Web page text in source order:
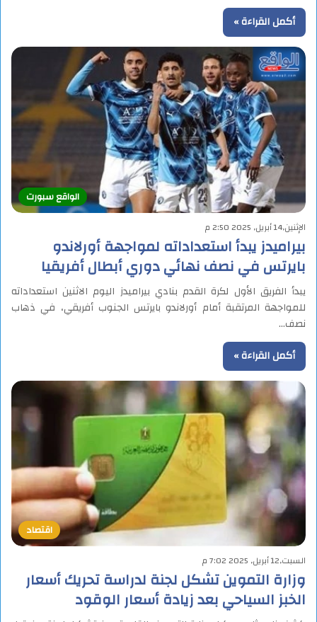
أكمل القراءة »
الواقع سبورت
الإثنين,14 أبريل, 2025 2:50 م
بيراميدز يبدأ استعداداته لمواجهة أورلاندو
بايرتس في نصف نهائي دوري أبطال أفريقيا
يبدأ الفريق الأول لكرة القدم بنادي بيراميدز اليوم الاثنين استعداداته
للمواجهة المرتقبة أمام أورلاندو بايرتس الجنوب أفريقي، في ذهاب
نصف…
أكمل القراءة »
اقتصاد
السبت,12 أبريل, 2025 7:02 م
وزارة التموين تشكل لجنة لدراسة تحريك أسعار
الخبز السياحي بعد زيادة أسعار الوقود